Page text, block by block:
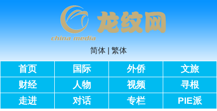
简体 繁体
首页 国际 外侨
文旅
财经
人物 视频
寻根
走进
对话 专栏 PIE派